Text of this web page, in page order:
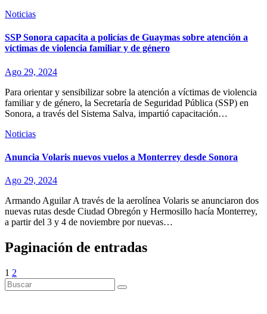
Noticias
SSP Sonora capacita a policías de Guaymas sobre atención a
víctimas de violencia familiar y de género
Ago 29, 2024
Para orientar y sensibilizar sobre la atención a víctimas de violencia
familiar y de género, la Secretaría de Seguridad Pública (SSP) en
Sonora, a través del Sistema Salva, impartió capacitación…
Noticias
Anuncia Volaris nuevos vuelos a Monterrey desde Sonora
Ago 29, 2024
Armando Aguilar A través de la aerolínea Volaris se anunciaron dos
nuevas rutas desde Ciudad Obregón y Hermosillo hacía Monterrey,
a partir del 3 y 4 de noviembre por nuevas…
Paginación de entradas
1 2